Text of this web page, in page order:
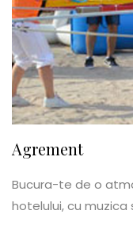
Agrement
Bucura-te de o
hotelului, cu muzica